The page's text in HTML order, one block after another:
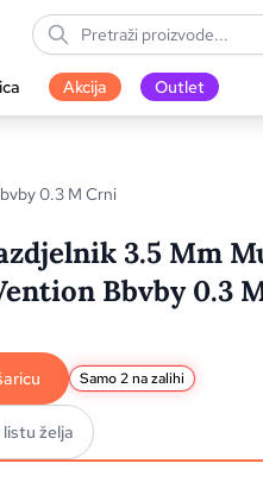
Akcija Outlet
0.3 M Crni
3.5 Mm
Bbvby 0.3
Samo 2 na zalihi
listu želja